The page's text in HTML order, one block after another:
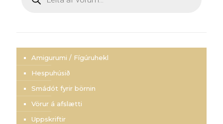
Amigurumi / Fígúruhekl
Hespuhúsið
Smádót fyrir börnin
Vörur á afslætti
Uppskriftir